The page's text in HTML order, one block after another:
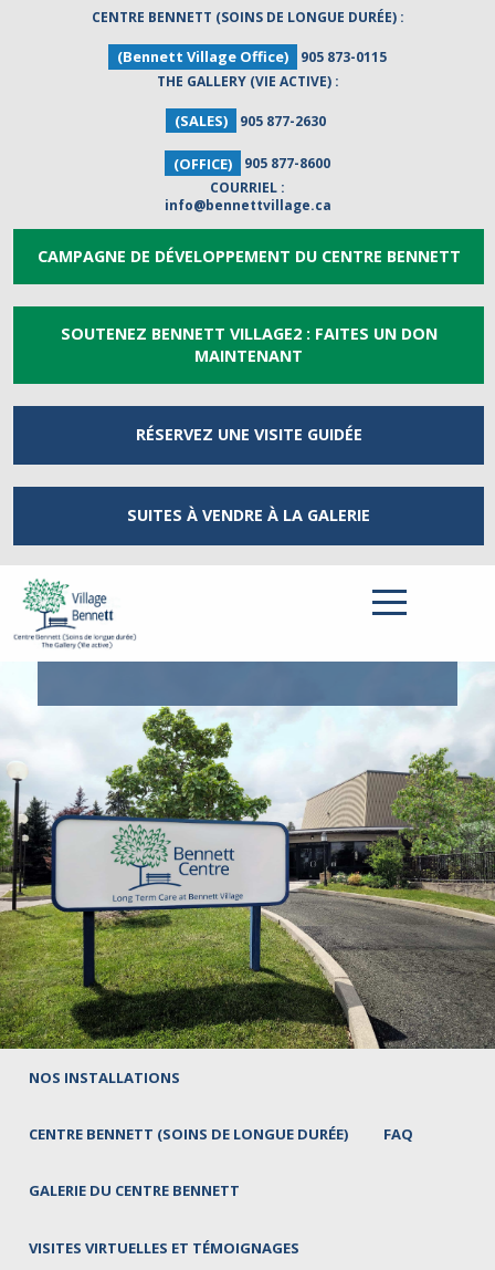
CENTRE BENNETT (SOINS DE LONGUE DURÉE) :
(Bennett Village Office)
905 873-0115
THE GALLERY (VIE ACTIVE) :
(SALES) 905 877-2630
(OFFICE)
905 877-8600
COURRIEL :
info@bennettvillage.ca
CAMPAGNE DE DÉVELOPPEMENT DU CENTRE BENNETT
SOUTENEZ BENNETT VILLAGE2 : FAITES UN DON
MAINTENANT
RÉSERVEZ UNE VISITE GUIDÉE
SUITES À VENDRE À LA GALERIE
NOS INSTALLATIONS
CENTRE BENNETT (SOINS DE LONGUE DURÉE) FAQ
GALERIE DU CENTRE BENNETT
VISITES VIRTUELLES ET TÉMOIGNAGES